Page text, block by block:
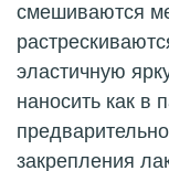
смешиваются
эластичную
наносить как в
закрепления